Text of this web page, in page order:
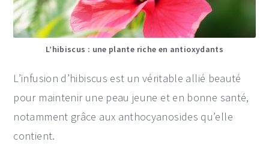
L’hibiscus : une plante riche en antioxydants
L’infusion d’hibiscus est un véritable allié beauté
pour maintenir une peau jeune et en bonne santé,
notamment grâce aux anthocyanosides qu’elle
contient.